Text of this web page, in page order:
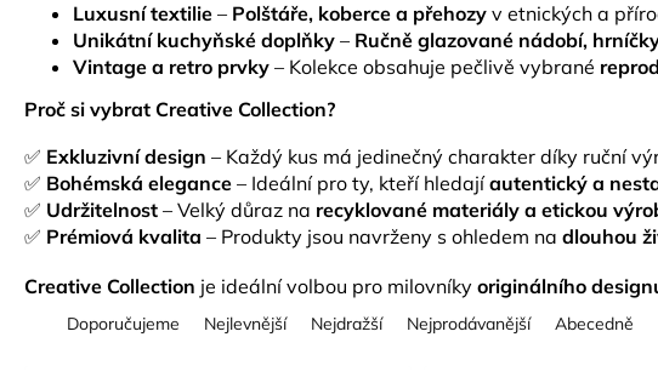
Luxusní textilie – Polštáře, koberce a přehozy v etnických a
Unikátní kuchyňské doplňky – Ručně glazované nádobí,
Vintage a retro prvky – Kolekce obsahuje pečlivě vybrané
Proč si vybrat Creative Collection?
✅ Exkluzivní design – Každý kus má jedinečný charakter díky ruční
✅ Bohémská elegance – Ideální pro ty, kteří hledajíautentický a
✅ Udržitelnost – Velký důraz na recyklované materiály a etickou
✅ Prémiová kvalita – Produkty jsou navrženy s ohledem na dlouhou
Creative Collection je ideální volbou pro milovníky originálního
Ř
aDoporučujeme Nejlevnější Nejdražší Nejprodávanější Abecedně